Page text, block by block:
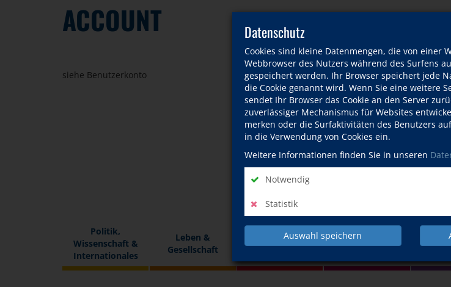
Datenschutz
Cookies sind kleine Datenmengen, die von einer
Webbrowser des Nutzers während des Surfens
gespeichert werden. Ihr Browser speichert jede
die Cookie genannt wird. Wenn Sie eine weitere
sendet Ihr Browser das Cookie an den Server
zuverlässiger Mechanismus für Websites
merken oder die Surfaktivitäten des Benutzers
in die Verwendung von Cookies ein.
Weitere Informationen finden Sie in unseren
Notwendig
Statistik
Auswahl speichern
ACCOUNT
zurück
siehe Benutzerkonto
Politik,
Wissenschaft &
Internationales
Leben &
Gesellschaft
Fremdsprachen
Deutsch &
Integration